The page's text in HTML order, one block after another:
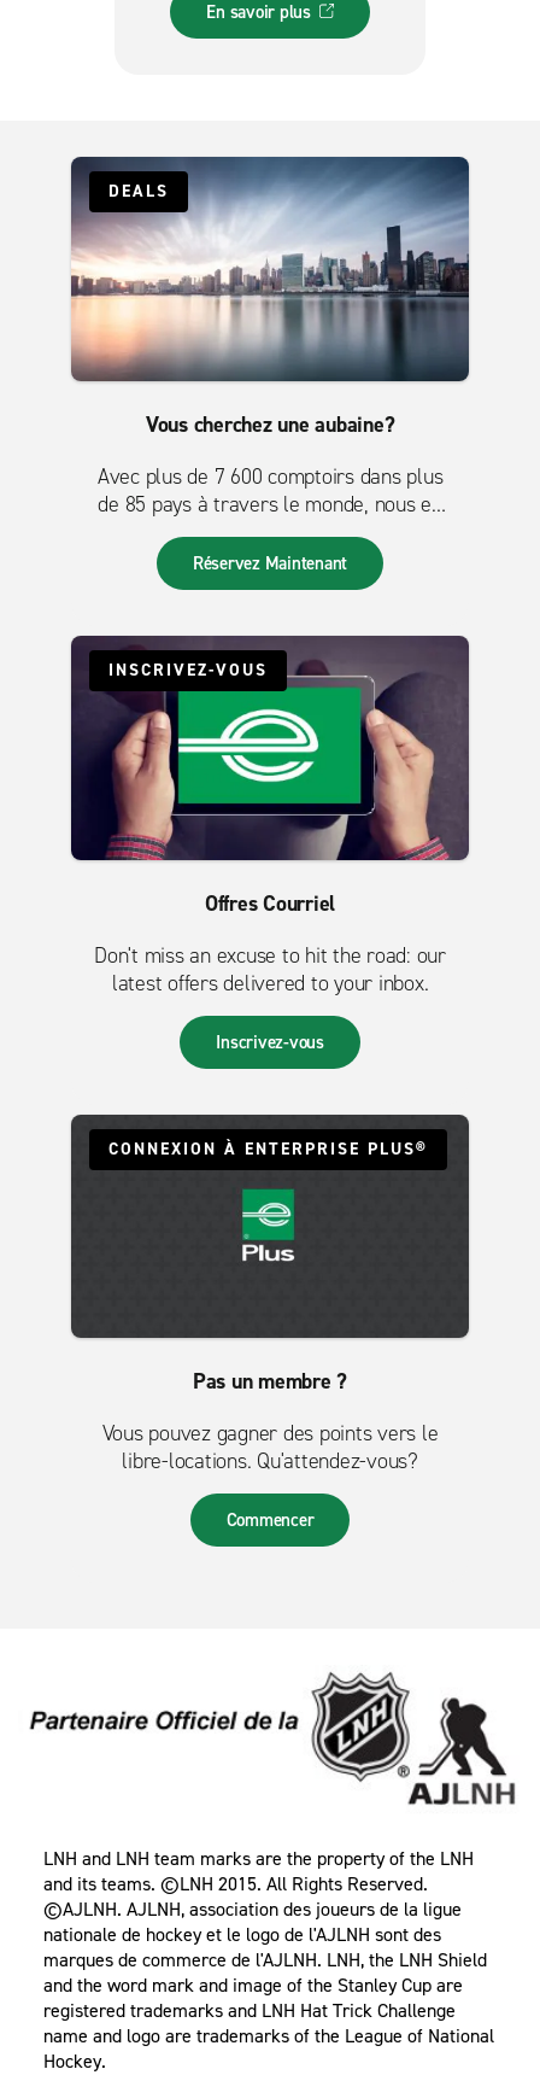
la LNH à avoir une incidence
positive dans leurs
En savoir plus
DEALS
Vous cherchez une aubaine?
Avec plus de 7 600 comptoirs dans plus
de 85 pays à travers le monde, nous en
avons certainement une pour vous?
Réservez Maintenant
INSCRIVEZ-VOUS
Offres Courriel
Don't miss an excuse to hit the road: our
latest offers delivered to your inbox.
Inscrivez-vous
CONNEXION À ENTERPRISE PLUS®
Pas un membre ?
Vous pouvez gagner des points vers le
libre-locations. Qu'attendez-vous?
Commencer
LNH and LNH team marks are the property of the LNH
and its teams. ©LNH 2015. All Rights Reserved.
©AJLNH. AJLNH, association des joueurs de la ligue
nationale de hockey et le logo de l'AJLNH sont des
marques de commerce de l'AJLNH. LNH, the LNH Shield
and the word mark and image of the Stanley Cup are
registered trademarks and LNH Hat Trick Challenge
name and logo are trademarks of the League of National
Hockey.